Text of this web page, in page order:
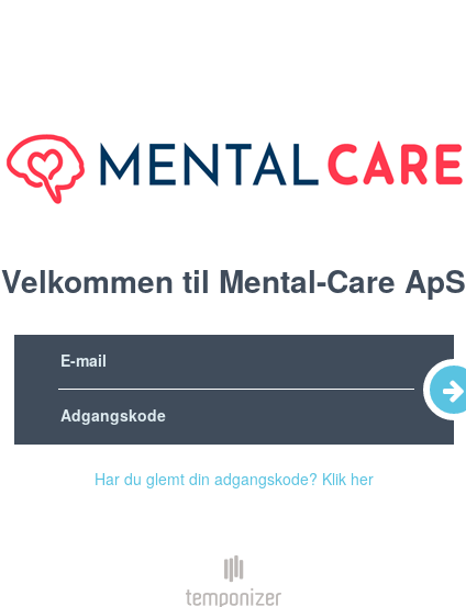
Velkommen til Mental-Care ApS
Har du glemt din adgangskode? Klik her